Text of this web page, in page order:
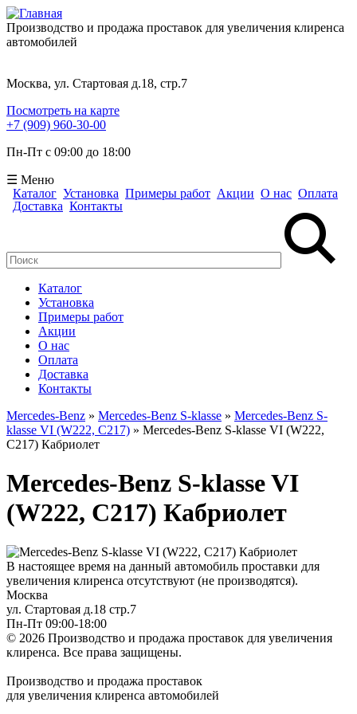
Производство и продажа проставок для увеличения клиренса
автомобилей
Москва, ул. Стартовая д.18, стр.7
Посмотреть на карте
+7 (909) 960-30-00
Пн-Пт с 09:00 до 18:00
☰ Меню
Каталог Установка Примеры работ Акции О нас Оплата
Доставка Контакты
Каталог
Установка
Примеры работ
Акции
О нас
Оплата
Доставка
Контакты
Mercedes-Benz » Mercedes-Benz S-klasse » Mercedes-Benz S-
klasse VI (W222, C217) » Mercedes-Benz S-klasse VI (W222,
C217) Кабриолет
Mercedes-Benz S-klasse VI
(W222, C217) Кабриолет
В настоящее время на данный автомобиль проставки для
увеличения клиренса отсутствуют (не производятся).
Москва
ул. Стартовая д.18 стр.7
Пн-Пт 09:00-18:00
© 2026 Производство и продажа проставок для увеличения
клиренса. Все права защищены.
Производство и продажа проставок
для увеличения клиренса автомобилей